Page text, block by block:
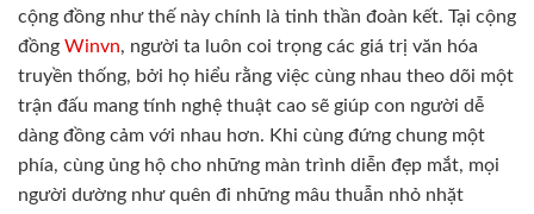
cộng đồng như thế này chính là tinh thần đoàn kết. Tại cộng
đồng Winvn, người ta luôn coi trọng các giá trị văn hóa
truyền thống, bởi họ hiểu rằng việc cùng nhau theo dõi một
trận đấu mang tính nghệ thuật cao sẽ giúp con người dễ
dàng đồng cảm với nhau hơn. Khi cùng đứng chung một
phía, cùng ủng hộ cho những màn trình diễn đẹp mắt, mọi
người dường như quên đi những mâu thuẫn nhỏ nhặt